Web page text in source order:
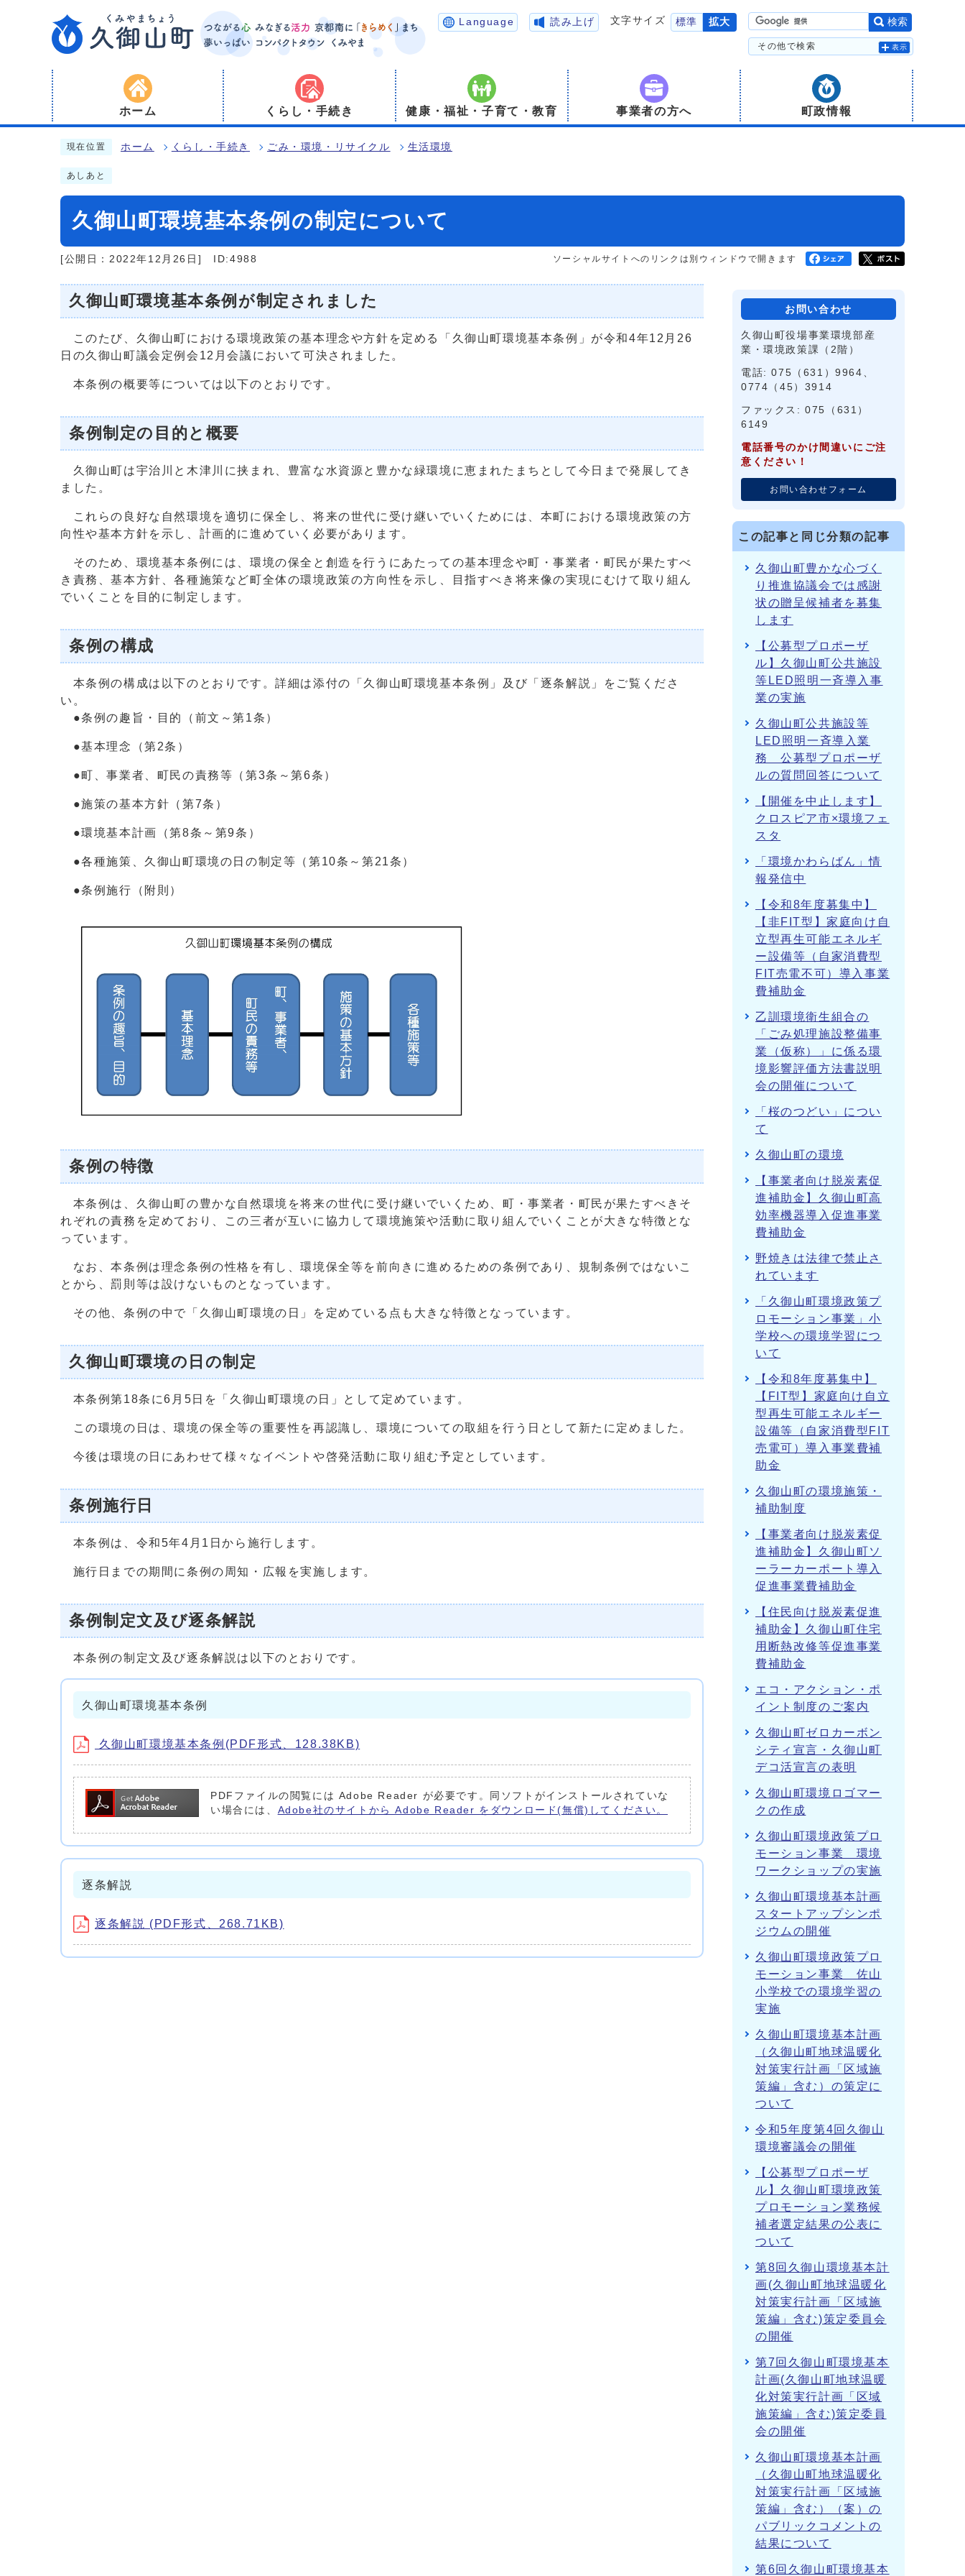
Language 読み上げ 文字サイズ 標準 拡大 検索
その他で検索 表示
ホーム くらし・手続き 健康・福祉・子育て・教育 事業者の方へ 町政情報
現在位置 ホーム くらし・手続き ごみ・環境・リサイクル 生活環境
あしあと
久御山町環境基本条例の制定について
[公開日：2022年12月26日] ID:4988 ソーシャルサイトへのリンクは別ウィンドウで開きます
久御山町環境基本条例が制定されました
このたび、久御山町における環境政策の基本理念や方針を定める「久御山町環境基本条例」が令和4年12月26
日の久御山町議会定例会12月会議において可決されました。
本条例の概要等については以下のとおりです。
条例制定の目的と概要
久御山町は宇治川と木津川に挟まれ、豊富な水資源と豊かな緑環境に恵まれたまちとして今日まで発展してき
ました。
これらの良好な自然環境を適切に保全し、将来の世代に受け継いでいくためには、本町における環境政策の方
向性や基本方針を示し、計画的に進めていく必要があります。
そのため、環境基本条例には、環境の保全と創造を行うにあたっての基本理念や町・事業者・町民が果たすべ
き責務、基本方針、各種施策など町全体の環境政策の方向性を示し、目指すべき将来像の実現にむけて取り組ん
でいくことを目的に制定します。
条例の構成
本条例の構成は以下のとおりです。詳細は添付の「久御山町環境基本条例」及び「逐条解説」をご覧くださ
い。
●条例の趣旨・目的（前文～第1条）
●基本理念（第2条）
●町、事業者、町民の責務等（第3条～第6条）
●施策の基本方針（第7条）
●環境基本計画（第8条～第9条）
●各種施策、久御山町環境の日の制定等（第10条～第21条）
●条例施行（附則）
条例の特徴
本条例は、久御山町の豊かな自然環境を将来の世代に受け継いでいくため、町・事業者・町民が果たすべきそ
れぞれの責務を定めており、この三者が互いに協力して環境施策や活動に取り組んでいくことが大きな特徴とな
っています。
なお、本条例は理念条例の性格を有し、環境保全等を前向きに進めるための条例であり、規制条例ではないこ
とから、罰則等は設けないものとなっています。
その他、条例の中で「久御山町環境の日」を定めている点も大きな特徴となっています。
久御山町環境の日の制定
本条例第18条に6月5日を「久御山町環境の日」として定めています。
この環境の日は、環境の保全等の重要性を再認識し、環境についての取組を行う日として新たに定めました。
今後は環境の日にあわせて様々なイベントや啓発活動に取り組む予定としています。
条例施行日
本条例は、令和5年4月1日から施行します。
施行日までの期間に条例の周知・広報を実施します。
条例制定文及び逐条解説
本条例の制定文及び逐条解説は以下のとおりです。
久御山町環境基本条例
久御山町環境基本条例(PDF形式、128.38KB)
PDFファイルの閲覧には Adobe Reader が必要です。同ソフトがインストールされていな
い場合には、 Adobe社のサイトから Adobe Reader をダウンロード(無償)してください。
逐条解説
逐条解説 (PDF形式、268.71KB)
お問い合わせ
久御山町役場事業環境部産
業・環境政策課（2階）
電話: 075（631）9964、
0774（45）3914
ファックス: 075（631）
6149
電話番号のかけ間違いにご注
意ください！
お問い合わせフォーム
この記事と同じ分類の記事
久御山町豊かな心づく
り推進協議会では感謝
状の贈呈候補者を募集
します
【公募型プロポーザ
ル】久御山町公共施設
等LED照明一斉導入事
業の実施
久御山町公共施設等
LED照明一斉導入業
務 公募型プロポーザ
ルの質問回答について
【開催を中止します】
クロスピア市×環境フェ
スタ
「環境かわらばん」情
報発信中
【令和8年度募集中】
【非FIT型】家庭向け自
立型再生可能エネルギ
ー設備等（自家消費型
FIT売電不可）導入事業
費補助金
乙訓環境衛生組合の
「ごみ処理施設整備事
業（仮称）」に係る環
境影響評価方法書説明
会の開催について
「桜のつどい」につい
て
久御山町の環境
【事業者向け脱炭素促
進補助金】久御山町高
効率機器導入促進事業
費補助金
野焼きは法律で禁止さ
れています
「久御山町環境政策プ
ロモーション事業」小
学校への環境学習につ
いて
【令和8年度募集中】
【FIT型】家庭向け自立
型再生可能エネルギー
設備等（自家消費型FIT
売電可）導入事業費補
助金
久御山町の環境施策・
補助制度
【事業者向け脱炭素促
進補助金】久御山町ソ
ーラーカーポート導入
促進事業費補助金
【住民向け脱炭素促進
補助金】久御山町住宅
用断熱改修等促進事業
費補助金
エコ・アクション・ポ
イント制度のご案内
久御山町ゼロカーボン
シティ宣言・久御山町
デコ活宣言の表明
久御山町環境ロゴマー
クの作成
久御山町環境政策プロ
モーション事業 環境
ワークショップの実施
久御山町環境基本計画
スタートアップシンポ
ジウムの開催
久御山町環境政策プロ
モーション事業 佐山
小学校での環境学習の
実施
久御山町環境基本計画
（久御山町地球温暖化
対策実行計画「区域施
策編」含む）の策定に
ついて
令和5年度第4回久御山
環境審議会の開催
【公募型プロポーザ
ル】久御山町環境政策
プロモーション業務候
補者選定結果の公表に
ついて
第8回久御山環境基本計
画(久御山町地球温暖化
対策実行計画「区域施
策編」含む)策定委員会
の開催
第7回久御山町環境基本
計画(久御山町地球温暖
化対策実行計画「区域
施策編」含む)策定委員
会の開催
久御山町環境基本計画
（久御山町地球温暖化
対策実行計画「区域施
策編」含む）（案）の
パブリックコメントの
結果について
第6回久御山町環境基本